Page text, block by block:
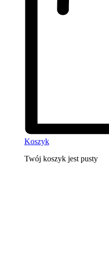
Koszyk
Twój koszyk jest pusty